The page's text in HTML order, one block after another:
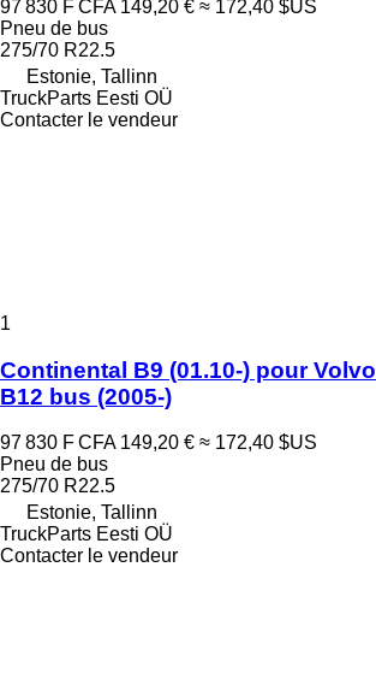
97 830 F CFA 149,20 € ≈ 172,40 $US
Pneu de bus
275/70 R22.5
Estonie, Tallinn
TruckParts Eesti OÜ
Contacter le vendeur
1
Continental B9 (01.10-) pour
B12 bus (2005-)
97 830 F CFA 149,20 € ≈ 172,40 $US
Pneu de bus
275/70 R22.5
Estonie, Tallinn
TruckParts Eesti OÜ
Contacter le vendeur